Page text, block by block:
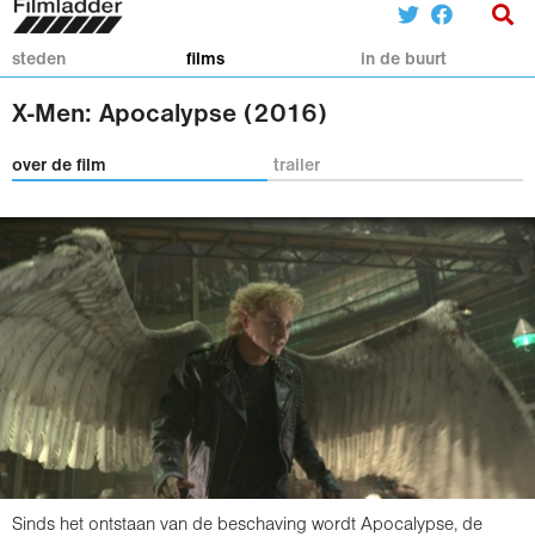
steden films in de buurt
X-Men: Apocalypse (2016)
over de film trailer
Sinds het ontstaan van de beschaving wordt Apocalypse, de